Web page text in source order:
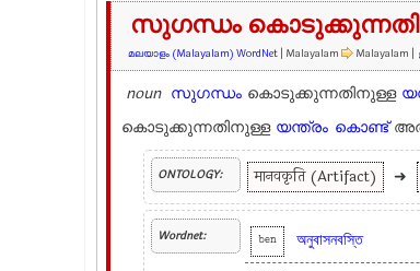
സുഗന്ധം
മലയാളം (Malayalam) WordNet| Malayalam Malayalam |
noun സുഗന്ധം കൊടുക്കുന്നതിനുള്ള
കൊടുക്കുന്നതിനുള്ള യന്ത്രം കൊണ്ട്
ONTOLOGY: मानवकृति (Artifact) ➜
Wordnet: ben অনুবাসনবস্তি